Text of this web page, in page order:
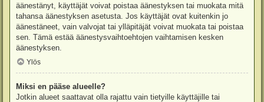
äänestänyt, käyttäjät voivat poistaa äänestyksen tai muokata mitä
tahansa äänestyksen asetusta. Jos käyttäjät ovat kuitenkin jo
äänestäneet, vain valvojat tai ylläpitäjät voivat muokata tai poistaa
sen. Tämä estää äänestysvaihtoehtojen vaihtamisen kesken
äänestyksen.
Ylös
Miksi en pääse alueelle?
Jotkin alueet saattavat olla rajattu vain tietyille käyttäjille tai